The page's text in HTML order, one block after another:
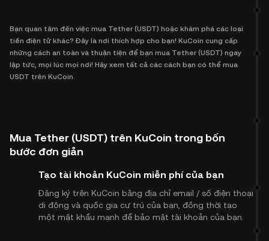
Bạn quan tâm đến việc mua Tether (USDT) hoặc khám phá các loại
tiền điện tử khác? Đây là nơi thích hợp cho bạn! KuCoin cung cấp
những cách an toàn và thuận tiện để bạn mua Tether (USDT) ngay
lập tức, mọi lúc mọi nơi! Hãy xem tất cả các cách bạn có thể mua
USDT trên KuCoin.
Mua Tether (USDT) trên KuCoin trong bốn
bước đơn giản
Tạo tài khoản KuCoin miễn phí của bạn
Đăng ký trên KuCoin bằng địa chỉ email / số điện thoại
di động và quốc gia cư trú của bạn, đồng thời tạo
một mật khẩu mạnh để bảo mật tài khoản của bạn.